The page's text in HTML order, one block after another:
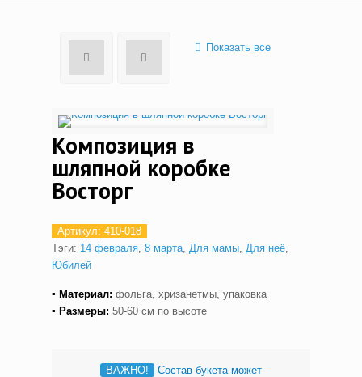
Показать все
Композиция в
шляпной коробке
Восторг
Артикул: 410-018
Тэги: 14 февраля, 8 марта, Для мамы, Для неё,
Юбилей
▪ Материал: фольга, хризанетмы, упаковка
▪ Размеры: 50-60 см по высоте
ВАЖНО!
Cостав букета может